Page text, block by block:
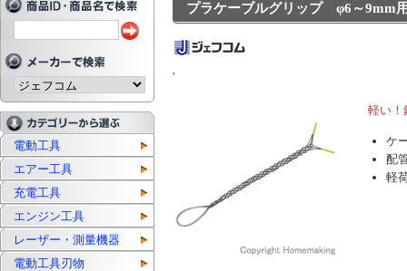
電動工具
エアー工具
充電工具
エンジン工具
レーザー・測量機器
電動工具刃物
プラケーブルグリップ φ6～9mm
'
軽い！
ケ
配
軽